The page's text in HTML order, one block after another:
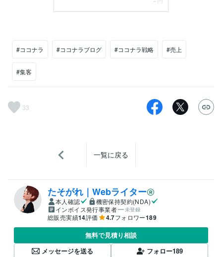
#ココナラ #ココナラブログ #ココナラ戦略 #売上
#集客
33
一覧に戻る
たそがれ｜Webライター
本人確認
機密保持契約(NDA)
インボイス発行事業者
未登録
総販売実績14評価 4.7フォロワー189
無料で見積り相談
メッセージを送る
フォロー189